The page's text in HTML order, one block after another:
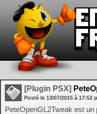
[Plugin PSX]
Posté le 13/07/2015 à 17:52
PeteOpenGL2Tweak est